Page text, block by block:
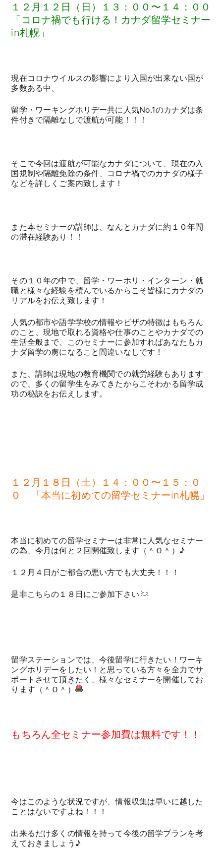
１２月１２日（日）１３：００〜１４：００
「コロナ禍でも行ける！カナダ留学セミナー
in札幌」
現在コロナウイルスの影響により入国が出来ない国が
多数ある中、
留学・ワーキングホリデー共に人気No.1のカナダは条
件付きで隔離なしで渡航が可能！！！
そこで今回は渡航が可能なカナダについて、現在の入
国規制や隔離免除の条件、コロナ禍でのカナダの様子
などを詳しくご案内致します！
また本セミナーの講師は、なんとカナダに約１０年間
の滞在経験あり！！
その１０年の中で、留学・ワーホリ・インターン・就
職と様々な経験を積んでいるからこそ皆様にカナダの
リアルをお伝え致します！
人気の都市や語学学校の情報やビザの特徴はもちろん
のこと、現地で取れる資格や仕事のことやカナダでの
生活全般まで、このセミナーに参加すればあなたもカ
ナダ留学の虜になること間違いなしです！
また、講師は現地の教育機関での就労経験もあります
ので、多くの留学生をみてきたからこそわかる留学成
功の秘訣をお伝えします。
１２月１８日（土）１４：００〜１５：０
０ 「本当に初めての留学セミナーin札幌」
本当に初めての留学セミナーは非常に人気なセミナー
の為、今月は何と２回開催致します（＾Ｏ＾）♪
１２月４日がご都合の悪い方でも大丈夫！！！
是非こちらの１８日にご参加下さい
留学ステーションでは、今後留学に行きたい！ワーキ
ングホリデーをしたい！と思っている方々を全力でサ
ポートさせて頂きたく、様々なセミナーを開催してお
ります（＾Ｏ＾）
もちろん全セミナー参加費は無料です！！
今はこのような状況ですが、情報収集は早いに越した
ことはないですよね！！！
出来るだけ多くの情報を持って今後の留学プランを考
えておきましょう♪